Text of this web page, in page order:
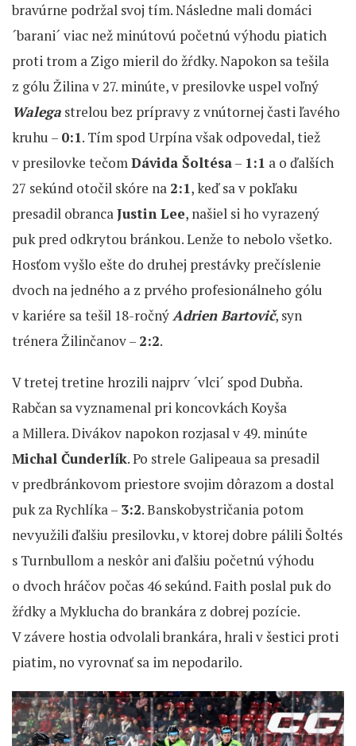
bravúrne podržal svoj tím. Následne mali domáci
´barani´ viac než minútovú početnú výhodu piatich
proti trom a Zigo mieril do žŕdky. Napokon sa tešila
z gólu Žilina v 27. minúte, v presilovke uspel voľný
Walega strelou bez prípravy z vnútornej časti ľavého
kruhu – 0:1. Tím spod Urpína však odpovedal, tiež
v presilovke tečomDávida Šoltésa– 1:1 a o ďalších
27 sekúnd otočil skóre na 2:1, keď sa v pokľaku
presadil obrancaJustin Lee, našiel si ho vyrazený
puk pred odkrytou bránkou. Lenže to nebolo všetko.
Hosťom vyšlo ešte do druhej prestávky prečíslenie
dvoch na jedného a z prvého profesionálneho gólu
v kariére sa tešil 18-ročnýAdrien Bartovič, syn
trénera Žilinčanov – 2:2.
V tretej tretine hrozili najprv ´vlci´ spod Dubňa.
Rabčan sa vyznamenal pri koncovkách Koyša
a Millera. Divákov napokon rozjasal v 49. minúte
Michal Čunderlík. Po strele Galipeaua sa presadil
v predbránkovom priestore svojim dôrazom a dostal
puk za Rychlíka – 3:2. Banskobystričania potom
nevyužili ďalšiu presilovku, v ktorej dobre pálili Šoltés
s Turnbullom a neskôr ani ďalšiu početnú výhodu
o dvoch hráčov počas 46 sekúnd. Faith poslal puk do
žŕdky a Myklucha do brankára z dobrej pozície.
V závere hostia odvolali brankára, hrali v šestici proti
piatim, no vyrovnať sa im nepodarilo.